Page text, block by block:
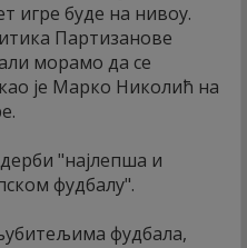
игре буде на нивоу.
Партизанове
морамо да се
је Марко Николић на
"најлепша и
фудбалу".
фудбала,